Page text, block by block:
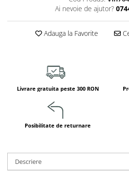
Dezvoltare psihomotrica
Dezvoltare proprioceptiva
Dezvoltare vestibulara
Mingi terapeutice
Motricitate grosiera
Recunoasterea formelor
Wellness
Diverse jucarii educative
Ai nevoie de ajutor?
Adauga la Favorite
Livrare gratuita peste 300 RON
Posibilitate de returnare
Descriere